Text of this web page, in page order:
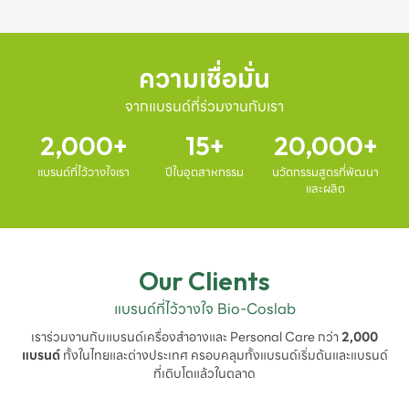
ความเชื่อมั่น
จากแบรนด์ที่ร่วมงานกับเรา
2,000
แบรนด์ที่ไว้วางใจเรา
15
ปีในอุตสาหกรรม
20,000
นวัตกรรมสูตรที่พัฒนา
และผลิต
Our Clients
แบรนด์ที่ไว้วางใจ Bio-Coslab
เราร่วมงานกับแบรนด์เครื่องสำอางและ Personal Care กว่า2,000
แบรนด์ทั้งในไทยและต่างประเทศ ครอบคลุมทั้งแบรนด์เริ่มต้นและแบรนด์
ที่เติบโตแล้วในตลาด